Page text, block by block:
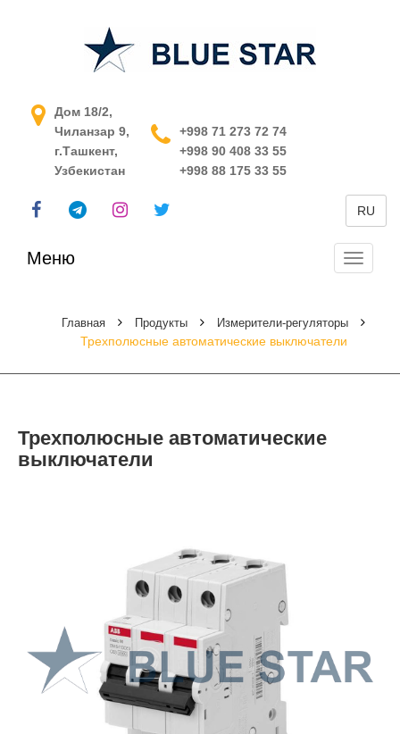
АСУ ТП в Узбекистане
Дом 18/2,
Чиланзар 9,
г.Ташкент,
Узбекистан
+998 71 273 72 74
+998 90 408 33 55
+998 88 175 33 55
RU
Меню
Главная Продукты Измерители-регуляторы
Трехполюсные автоматические выключатели
Трехполюсные автоматические
выключатели